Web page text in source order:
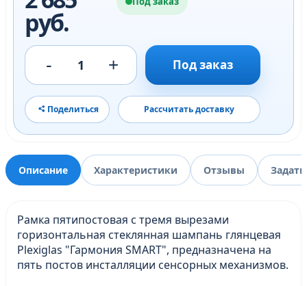
руб.
- 1 + Под заказ
Поделиться Рассчитать доставку
Описание Характеристики Отзывы
Рамка пятипостовая с тремя вырезами
горизонтальная стеклянная шампань глянцевая
Plexiglas "Гармония SMART", предназначена на
пять постов инсталляции сенсорных механизмов.